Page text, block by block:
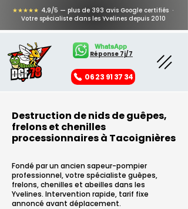
★★★★★ 4,9/5 — plus de 393 avis Google certifiés ·
Votre spécialiste dans les Yvelines depuis 2010
Réponse 7j/7
WhatsApp
06 23 91 37 34
Destruction de nids de guêpes,
frelons et chenilles
processionnaires à Tacoignières
Fondé par un ancien sapeur-pompier
professionnel, votre spécialiste guêpes,
frelons, chenilles et abeilles dans les
Yvelines. Intervention rapide, tarif fixe
annoncé avant déplacement.